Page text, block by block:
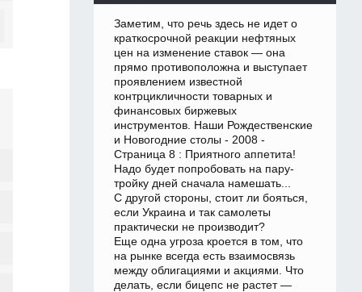
Заметим, что речь здесь не идет о
краткосрочной реакции нефтяных
цен на изменение ставок — она
прямо противоположна и выступает
проявлением известной
контрцикличности товарных и
финансовых биржевых
инструментов. Наши Рождественские
и Новогодние столы - 2008 -
Страница 8 : Приятного аппетита!
Надо будет попробовать на пару-
тройку дней сначала намешать...
С другой стороны, стоит ли бояться,
если Украина и так самолеты
практически не производит?
Еще одна угроза кроется в том, что
на рынке всегда есть взаимосвязь
между облигациями и акциями. Что
делать, если бицепс не растет —